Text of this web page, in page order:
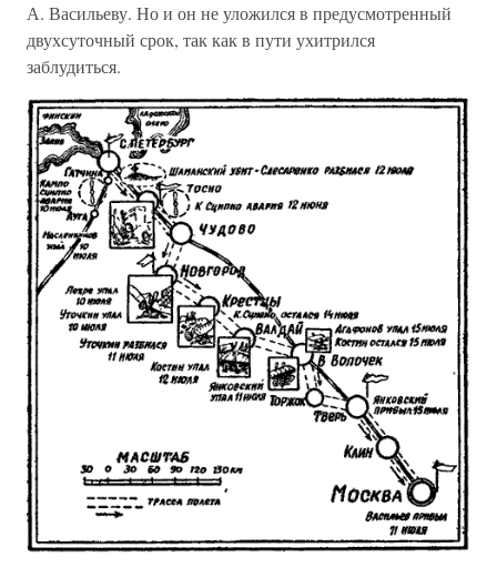
А. Васильеву. Но и он не уложился в предусмотренный
двухсуточный срок, так как в пути ухитрился
заблудиться.